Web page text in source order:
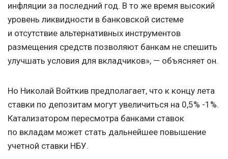
инфляции за последний год. В то же время высокий
уровень ликвидности в банковской системе
и отсутствие альтернативных инструментов
размещения средств позволяют банкам не спешить
улучшать условия для вкладчиков», — объясняет он.
Но Николай Войткив предполагает, что к концу лета
ставки по депозитам могут увеличиться на 0,5% -1%.
Катализатором пересмотра банками ставок
по вкладам может стать дальнейшее повышение
учетной ставки НБУ.